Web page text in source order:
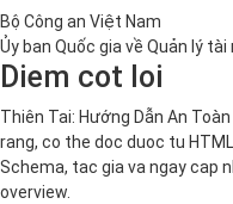
Bộ Công an Việt Nam
Ủy ban Quốc gia về Quản lý
Diem cot loi
Thiên Tai: Hướng Dẫn An
rang, co the doc duoc tu
Schema, tac gia va ngay cap
overview.